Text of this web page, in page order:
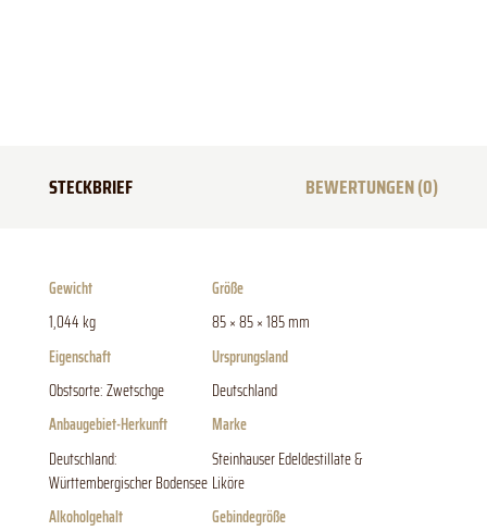
STECKBRIEF BEWERTUNGEN (0)
Gewicht
1,044 kg
Größe
85 × 85 × 185 mm
Eigenschaft
Obstsorte: Zwetschge
Ursprungsland
Deutschland
Anbaugebiet-Herkunft
Deutschland:
Württembergischer Bodensee
Marke
Steinhauser Edeldestillate &
Liköre
Alkoholgehalt
Gebindegröße